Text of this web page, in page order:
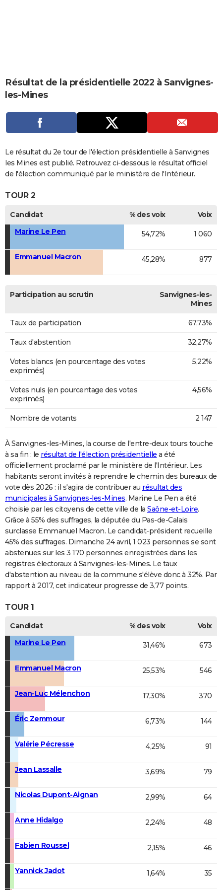
Carte de Noël
Carte Bonne année
Carte Saint-Valentin
Carte Pâques
Carte d'anniversaire
DICTIONNAIRE
PROGRAMME TV
COPAINS D'AVANT
S'inscrire
Se connecter
Lycées
Collèges
Primaires
Universités
Entreprises
Service militaire
Avis de recherche
AVIS DE DÉCÈS
FORUM
Bricolage
Lifestyle
Culture
Sport
Auto
Television
Voyage
Cinema
Résultat de la présidentielle 2022 à Sanvignes-
les-Mines
Le résultat du 2e tour de l'élection présidentielle à Sanvignes
les Mines est publié. Retrouvez ci-dessous le résultat officiel
de l'élection communiqué par le ministère de l'Intérieur.
TOUR 2
Candidat % des voix
Voix
Marine Le Pen
54,72% 1 060
Emmanuel Macron 45,28% 877
Participation au scrutin
Sanvignes-les-
Mines
Taux de participation 67,73%
Taux d'abstention 32,27%
Votes blancs (en pourcentage des votes
exprimés)
5,22%
Votes nuls (en pourcentage des votes
exprimés)
4,56%
Nombre de votants 2 147
À Sanvignes-les-Mines, la course de l'entre-deux tours touche
à sa fin : le résultat de l'élection présidentielle a été
officiellement proclamé par le ministère de l'Intérieur. Les
habitants seront invités à reprendre le chemin des bureaux de
vote dès 2026 : il s'agira de contribuer au résultat des
municipales à Sanvignes-les-Mines. Marine Le Pen a été
choisie par les citoyens de cette ville de la Saône-et-Loire.
Grâce à 55% des suffrages, la députée du Pas-de-Calais
surclasse Emmanuel Macron. Le candidat-président recueille
45% des suffrages. Dimanche 24 avril, 1 023 personnes se sont
abstenues sur les 3 170 personnes enregistrées dans les
registres électoraux à Sanvignes-les-Mines. Le taux
d'abstention au niveau de la commune s'élève donc à 32%. Par
rapport à 2017, cet indicateur progresse de 3,77 points.
TOUR 1
Candidat % des voix
Voix
Marine Le Pen
31,46% 673
Emmanuel Macron 25,53% 546
Jean-Luc Mélenchon 17,30% 370
Éric Zemmour 6,73% 144
Valérie Pécresse 4,25% 91
Jean Lassalle 3,69% 79
Nicolas Dupont-Aignan 2,99% 64
Anne Hidalgo 2,24% 48
Fabien Roussel 2,15% 46
Yannick Jadot 1,64% 35